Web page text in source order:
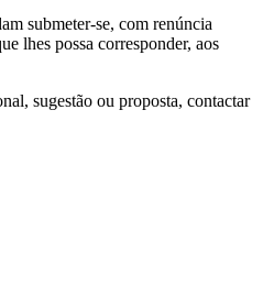
submeter-se, com renúncia
lhes possa corresponder, aos
sugestão ou proposta, contactar